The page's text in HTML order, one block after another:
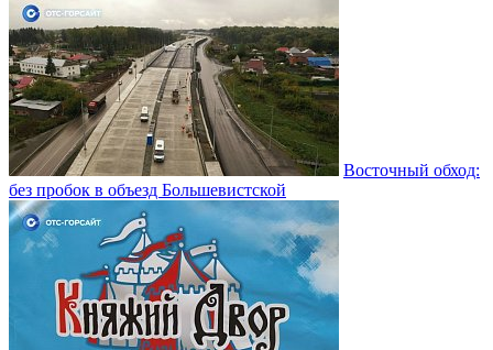
Восточный обход:
без пробок в объезд Большевистской